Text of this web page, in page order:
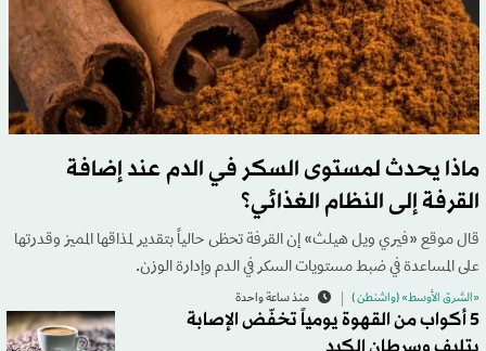
ماذا يحدث لمستوى السكر في الدم عند إضافة
القرفة إلى النظام الغذائي؟
قال موقع «فيري ويل هيلث» إن القرفة تحظى حالياً بتقدير لمذاقها المميز وقدرتها
على المساعدة في ضبط مستويات السكر في الدم وإدارة الوزن.
«الشرق الأوسط» (واشنطن ) منذ ساعة واحدة
5 أكواب من القهوة يومياً تخفّض الإصابة